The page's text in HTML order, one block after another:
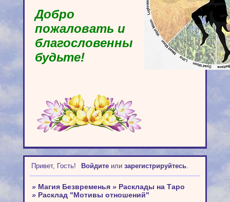
Добро
пожаловать и
благословенны
будьте!
Привет, Гость! Войдитеили зарегистрируйтесь.
» Магия Безвременья » Расклады на Таро
» Расклад "Мотивы отношений"